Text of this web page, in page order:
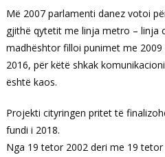
Më 2007 parlamenti danez votoi
gjithë qytetit me linja metro – linja
madhështor filloi punimet me
2016, për këtë shkak
është kaos.
Projekti cityringen pritet të
fundi i 2018.
Nga 19 tetor 2002 deri me 19